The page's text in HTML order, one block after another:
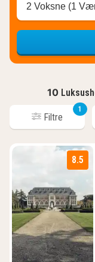
2 Voksne (1
10
Filtre
1
8.5